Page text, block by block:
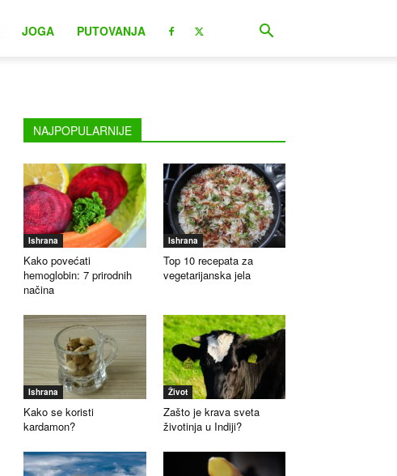
JOGA PUTOVANJA
NAJPOPULARNIJE
Ishrana
Kako povećati
hemoglobin: 7 prirodnih
načina
Ishrana
Top 10 recepata za
vegetarijanska jela
Ishrana
Kako se koristi
kardamon?
Život
Zašto je krava sveta
životinja u Indiji?